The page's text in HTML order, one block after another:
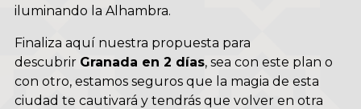
iluminando la Alhambra.
Finaliza aquí nuestra propuesta para
descubrir Granada en 2 días, sea con este plan o
con otro, estamos seguros que la magia de esta
ciudad te cautivará y tendrás que volver en otra